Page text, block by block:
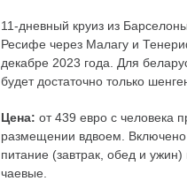
11-дневный круиз из
Ресифе через Малагу и
декабре 2023 года. Для
будет достаточно только
Цена: от 439 евро с человека
размещении вдвоем. Включено
питание (завтрак, обед и
чаевые.